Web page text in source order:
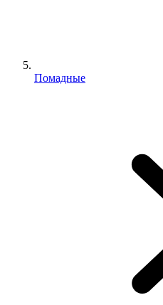
Помадные